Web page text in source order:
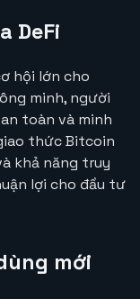
DeFi
hội lớn cho
minh, người
toàn và minh
thức Bitcoin
khả năng truy
lợi cho đầu tư
mới